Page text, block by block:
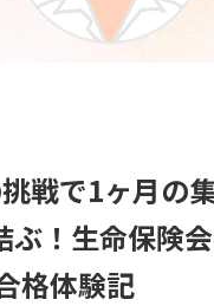
戦で1ヶ月の
ぶ！生命保険
格体験記